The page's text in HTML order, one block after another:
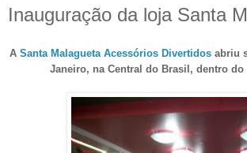
Inauguração da loja Santa
A Santa Malagueta Acessórios Divertidos abriu
Janeiro, na Central do Brasil, dentro do